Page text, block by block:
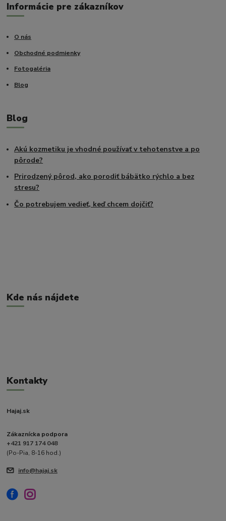
Informácie pre zákazníkov
O nás
Obchodné podmienky
Fotogaléria
Blog
Blog
Akú kozmetiku je vhodné používať v tehotenstve a po
pôrode?
Prirodzený pôrod, ako porodiť bábätko rýchlo a bez
stresu?
Čo potrebujem vedieť, keď chcem dojčiť?
Kde nás nájdete
Kontakty
Hajaj.sk
Zákaznícka podpora
+421 917 174 048
(Po-Pia, 8-16 hod.)
info@hajaj.sk